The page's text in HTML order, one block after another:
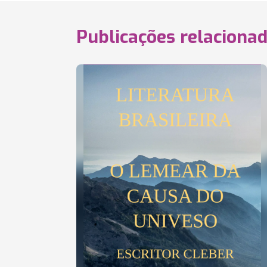
Publicações